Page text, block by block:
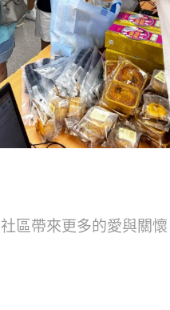
區帶來更多的愛與關懷